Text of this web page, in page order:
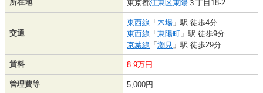
所在地 東京都江東区東陽 ３丁目18-2
交通
東西線 「 木場 」駅 徒歩4分
東西線 「 東陽町 」駅 徒歩9分
京葉線 「 潮見 」駅 徒歩29分
賃料 8.9万円
管理費等 5,000円